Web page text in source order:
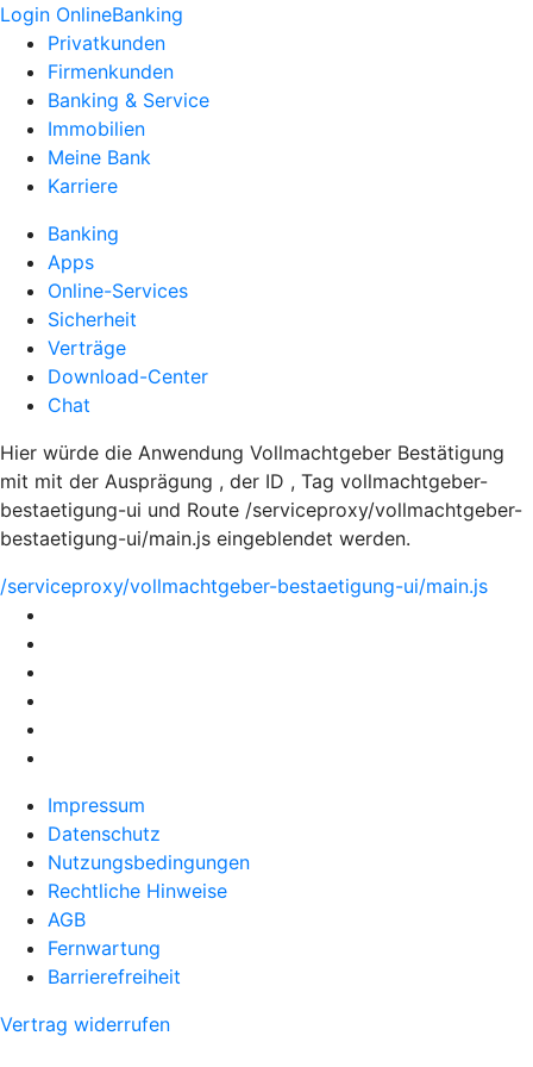
Login OnlineBanking
Privatkunden
Firmenkunden
Banking & Service
Immobilien
Meine Bank
Karriere
Banking
Apps
Online-Services
Sicherheit
Verträge
Download-Center
Chat
Hier würde die Anwendung Vollmachtgeber Bestätigung
mit mit der Ausprägung , der ID , Tag vollmachtgeber-
bestaetigung-ui und Route /serviceproxy/vollmachtgeber-
bestaetigung-ui/main.js eingeblendet werden.
/serviceproxy/vollmachtgeber-bestaetigung-ui/main.js
Impressum
Datenschutz
Nutzungsbedingungen
Rechtliche Hinweise
AGB
Fernwartung
Barrierefreiheit
Vertrag widerrufen